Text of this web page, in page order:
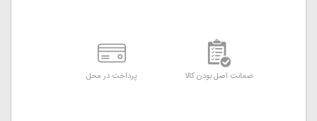
ضمانت اصل بودن کالا پرداخت در محل